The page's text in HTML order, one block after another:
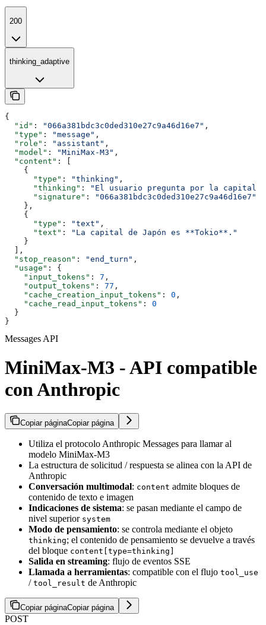
200
thinking_adaptive
{
  "id"
: "066a381bdc3c0ded310e27c9a46d16e7" ,
  "type"
: "message" ,
  "role"
: "assistant" ,
  "model"
: "MiniMax-M3" ,
  "content"
: [
    {
      "type"
: "thinking" ,
      "thinking"
:
"El usuario pregunta por la capital
      "signature"
:
"066a381bdc3c0ded310e27c9a46d16e7"
    },
    {
      "type"
: "text" ,
      "text"
:
"La capital de Japón es **Tokio**."
    }
  ],
  "stop_reason"
: "end_turn" ,
  "usage"
: {
    "input_tokens"
: 7 ,
    "output_tokens"
: 77 ,
    "cache_creation_input_tokens"
: 0 ,
    "cache_read_input_tokens"
: 0
  }
}
Messages API
MiniMax-M3 - API compatible
con Anthropic
Copiar páginaCopiar página
Utiliza el protocolo Anthropic Messages para llamar al
modelo MiniMax-M3
La estructura de solicitud / respuesta se alinea con la API de
Anthropic
Conversación multimodal: content admite bloques de
contenido de texto e imagen
Indicaciones de sistema: se pasan mediante el campo de
nivel superior system
Modo de pensamiento: se controla mediante el objeto
thinking; el contenido de pensamiento se devuelve a través
del bloque content[type=thinking]
Salida en streaming: flujo de eventos SSE
Llamada a herramientas: compatible con el flujo tool_use
/ tool_result de Anthropic
Copiar páginaCopiar página
POST